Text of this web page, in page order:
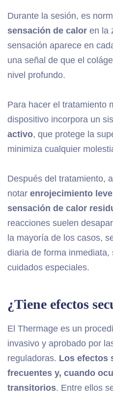
Durante la sesión, es
sensación de calor en la
sensación aparece en
una señal de que el
nivel profundo.
Para hacer el tratamiento
dispositivo incorpora un
activo, que protege la
minimiza cualquier
Después del tratamiento,
notar enrojecimiento
sensación de calor
reacciones suelen
la mayoría de los casos,
diaria de forma inmediata,
cuidados especiales.
¿Tiene efectos
El Thermage es un
invasivo y aprobado por
reguladoras. Los efectos
frecuentes y, cuando
transitorios. Entre ellos